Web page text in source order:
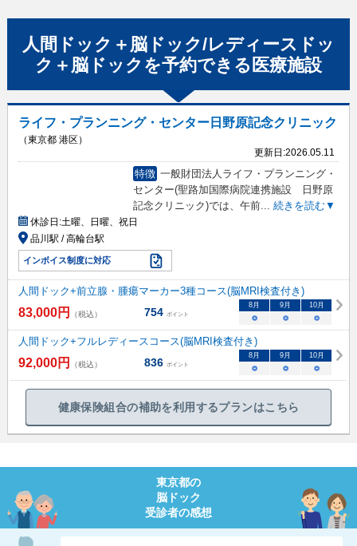
人間ドック＋脳ドック/レディースドッ
ク＋脳ドック を予約できる 医療施設
ライフ・プランニング・センター日野原記念クリニック
（東京都 港区）
更新日:2026.05.11
特徴 一般財団法人ライフ・プランニング・
センター(聖路加国際病院連携施設 日野原
記念クリニック)では、午前... 続きを読む▼
休診日:土曜、日曜、祝日
品川駅 / 高輪台駅
インボイス制度に対応
人間ドック+前立腺・腫瘍マーカー3種コース(脳MRI検査付き)
83,000円 （税込） 754 ポイント
8月 9月 10月
○ ○ ○
人間ドック+フルレディースコース(脳MRI検査付き)
92,000円 （税込） 836 ポイント
8月 9月 10月
○ ○ ○
健康保険組合の補助を利用するプランはこちら
東京都の
脳ドック
受診者の感想